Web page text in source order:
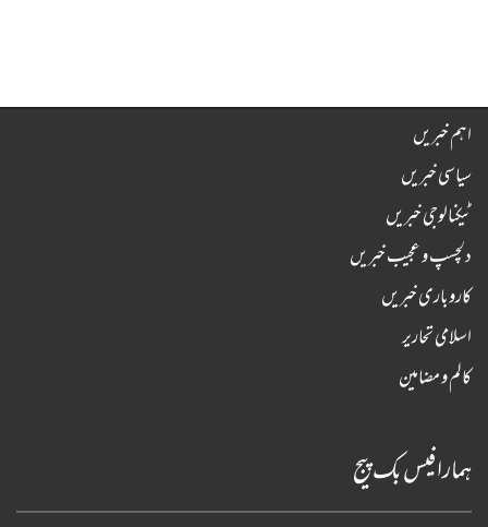
اہم خبریں
سیاسی خبریں
ٹیکنالوجی خبریں
دلچسپ و عجیب خبریں
کاروباری خبریں
اسلامی تحاریر
کالم و مضامین
ہمارا فیس بک پیج